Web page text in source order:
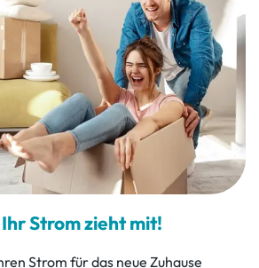
Strom zieht mit!
Strom für das neue Zuhause